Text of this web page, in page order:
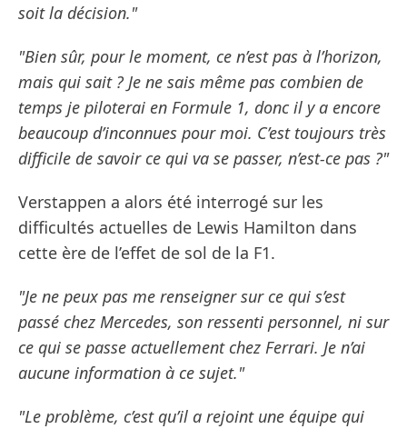
soit la décision."
"Bien sûr, pour le moment, ce n’est pas à l’horizon,
mais qui sait ? Je ne sais même pas combien de
temps je piloterai en Formule 1, donc il y a encore
beaucoup d’inconnues pour moi. C’est toujours très
difficile de savoir ce qui va se passer, n’est-ce pas ?"
Verstappen a alors été interrogé sur les
difficultés actuelles de Lewis Hamilton dans
cette ère de l’effet de sol de la F1.
"Je ne peux pas me renseigner sur ce qui s’est
passé chez Mercedes, son ressenti personnel, ni sur
ce qui se passe actuellement chez Ferrari. Je n’ai
aucune information à ce sujet."
"Le problème, c’est qu’il a rejoint une équipe qui